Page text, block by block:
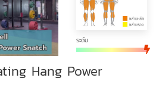
ระดับ
Hang Power